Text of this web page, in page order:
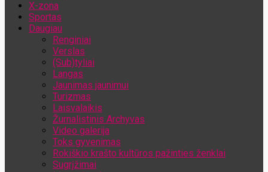
X-zona
Sportas
Daugiau
Renginiai
Verslas
(Sub)tyliai
Langas
Jaunimas jaunimui
Turizmas
Laisvalaikis
Žurnalistinis Archyvas
Video galerija
Toks gyvenimas
Rokiškio krašto kultūros pažinties ženklai
Sugrįžimai